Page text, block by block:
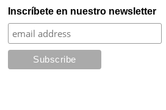
Inscríbete en nuestro newsletter